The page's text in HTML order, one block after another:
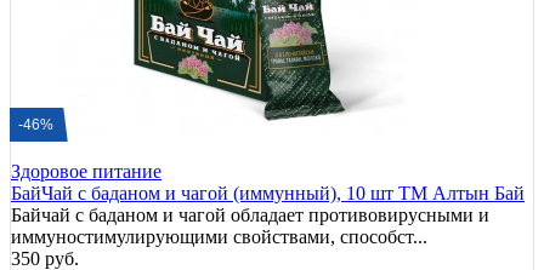
-46%
Здоровое питание
БайЧай c баданом и чагой (иммунный), 10 шт ТМ Алтын Бай
Байчай с баданом и чагой обладает противовирусными и
иммуностимулирующими свойствами, способст...
350 руб.